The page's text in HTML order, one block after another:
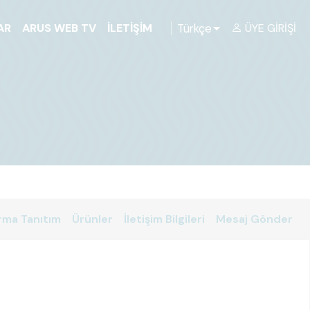
ARUS WEB TV İLETIŞIM Türkçe ÜYE GIRIŞI
Tanıtım Ürünler İletişim Bilgileri Mesaj Gönder